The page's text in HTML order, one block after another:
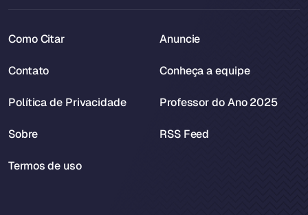
Como Citar
Contato
Política de Privacidade
Sobre
Termos de uso
Anuncie
Conheça a equipe
Professor do Ano 2025
RSS Feed